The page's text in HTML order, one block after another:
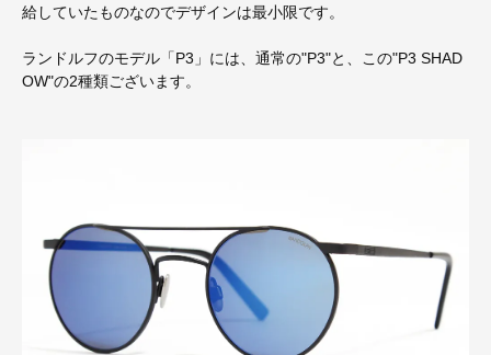
給していたものなのでデザインは最小限です。
ランドルフのモデル「P3」には、通常の"P3"と、この"P3 SHAD
OW"の2種類ございます。